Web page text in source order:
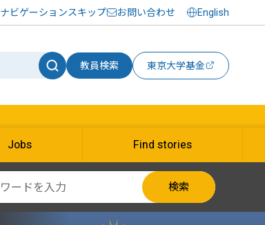
ナビゲーションスキップ お問い合わせ English
教員検索 東京大学基金
Jobs Find stories
検索